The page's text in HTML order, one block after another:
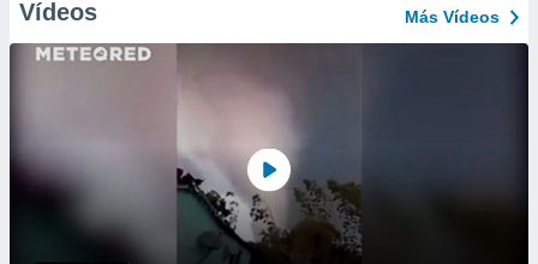
Vídeos Más Vídeos